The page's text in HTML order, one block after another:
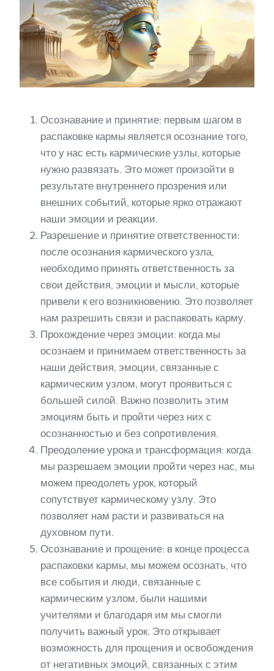
Осознавание и принятие: первым шагом в
распаковке кармы является осознание того,
что у нас есть кармические узлы, которые
нужно развязать. Это может произойти в
результате внутреннего прозрения или
внешних событий, которые ярко отражают
наши эмоции и реакции.
Разрешение и принятие ответственности:
после осознания кармического узла,
необходимо принять ответственность за
свои действия, эмоции и мысли, которые
привели к его возникновению. Это позволяет
нам разрешить связи и распаковать карму.
Прохождение через эмоции: когда мы
осознаем и принимаем ответственность за
наши действия, эмоции, связанные с
кармическим узлом, могут проявиться с
большей силой. Важно позволить этим
эмоциям быть и пройти через них с
осознанностью и без сопротивления.
Преодоление урока и трансформация: когда
мы разрешаем эмоции пройти через нас, мы
можем преодолеть урок, который
сопутствует кармическому узлу. Это
позволяет нам расти и развиваться на
духовном пути.
Осознавание и прощение: в конце процесса
распаковки кармы, мы можем осознать, что
все события и люди, связанные с
кармическим узлом, были нашими
учителями и благодаря им мы смогли
получить важный урок. Это открывает
возможность для прощения и освобождения
от негативных эмоций, связанных с этим